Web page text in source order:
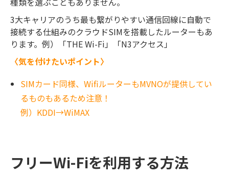
3大キャリアのうち最も繋がりやすい通信回線に自動で
接続する仕組みのクラウドSIMを搭載したルーターもあ
ります。例）「THE Wi-Fi」「N3アクセス」
〈気を付けたいポイント〉
SIMカード同様、WifiルーターもMVNOが提供してい
るものもあるため注意！
例）KDDI→WiMAX
フリーWi-Fiを利用する方法